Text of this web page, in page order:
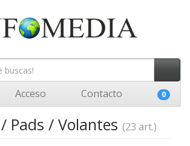
Acceso Contacto 0
Pads / Volantes (23 art.)